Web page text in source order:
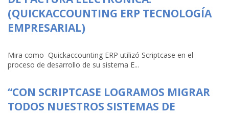
(QUICKACCOUNTING ERP TECNOLOGÍA
EMPRESARIAL)
Mira como Quickaccounting ERP utilizó Scriptcase en el
proceso de desarrollo de su sistema E...
“CON SCRIPTCASE LOGRAMOS MIGRAR
TODOS NUESTROS SISTEMAS DE